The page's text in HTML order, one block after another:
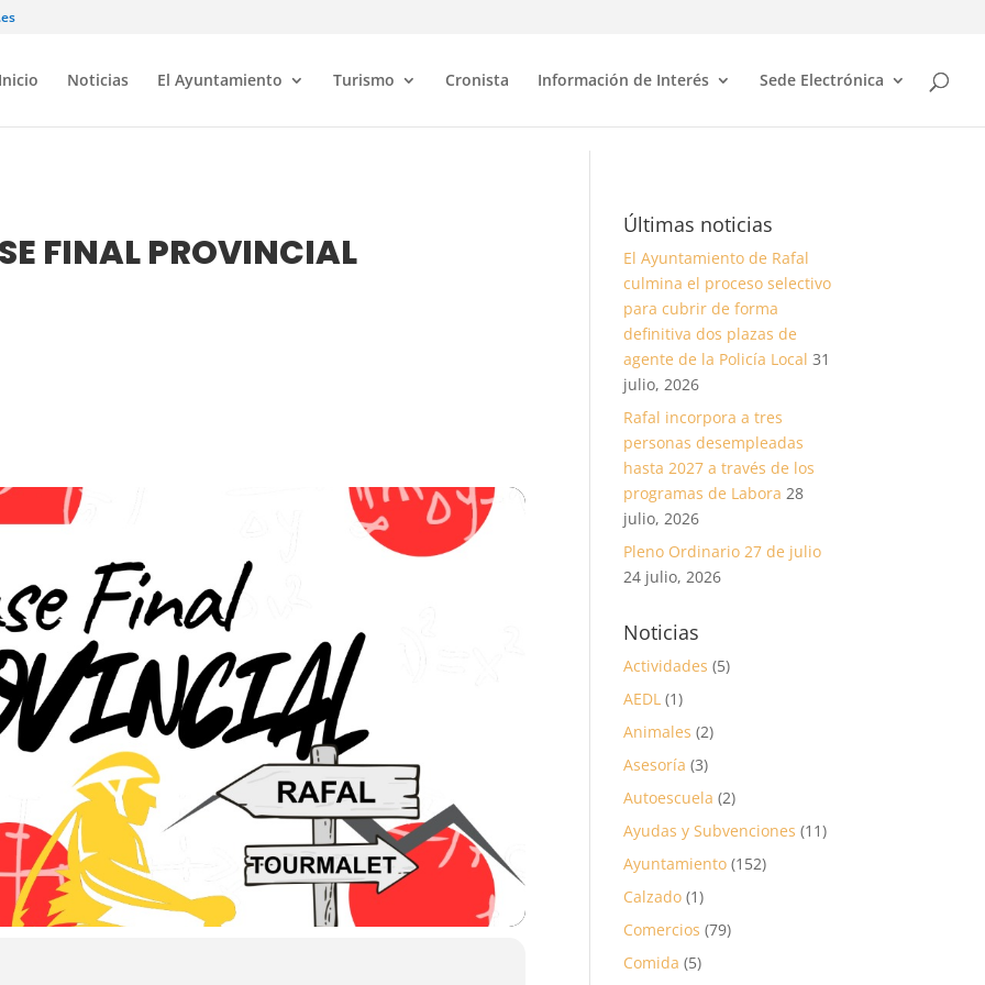
Noticias El Ayuntamiento Turismo Cronista Información de Interés Sede Electrónica
FINAL PROVINCIAL
Últimas noticias
El Ayuntamiento de Rafal
culmina el proceso selectivo
para cubrir de forma
definitiva dos plazas de
agente de la Policía Local 31
julio, 2026
Rafal incorpora a tres
personas desempleadas
hasta 2027 a través de los
programas de Labora 28
julio, 2026
Pleno Ordinario 27 de julio
24 julio, 2026
Noticias
Actividades (5)
AEDL (1)
Animales (2)
Asesoría (3)
Autoescuela (2)
Ayudas y Subvenciones (11)
Ayuntamiento (152)
Calzado (1)
Comercios (79)
Comida (5)